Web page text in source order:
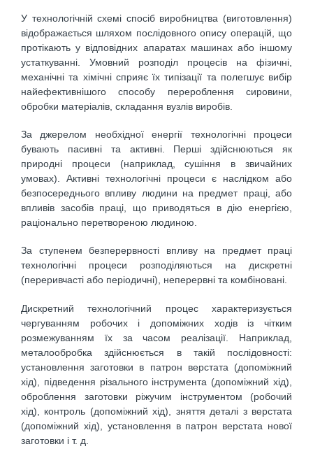
У технологічній схемі спосіб виробництва (виготовлення)
відображається шляхом послідовного опису операцій, що
протікають у відповідних апаратах машинах або іншому
устаткуванні. Умовний розподіл процесів на фізичні,
механічні та хімічні сприяє їх типізації та полегшує вибір
найефективнішого способу перероблення сировини,
обробки матеріалів, складання вузлів виробів.
За джерелом необхідної енергії технологічні процеси
бувають пасивні та активні. Перші здійснюються як
природні процеси (наприклад, сушіння в звичайних
умовах). Активні технологічні процеси є наслідком або
безпосереднього впливу людини на предмет праці, або
впливів засобів праці, що приводяться в дію енергією,
раціонально перетвореною людиною.
За ступенем безперервності впливу на предмет праці
технологічні процеси розподіляються на дискретні
(переривчасті або періодичні), неперервні та комбіновані.
Дискретний технологічний процес характеризується
чергуванням робочих і допоміжних ходів із чітким
розмежуванням їх за часом реалізації. Наприклад,
металообробка здійснюється в такій послідовності:
установлення заготовки в патрон верстата (допоміжний
хід), підведення різального інструмента (допоміжний хід),
оброблення заготовки ріжучим інструментом (робочий
хід), контроль (допоміжний хід), зняття деталі з верстата
(допоміжний хід), установлення в патрон верстата нової
заготовки і т. д.